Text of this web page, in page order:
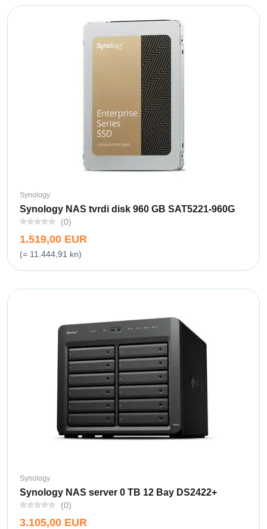
Synology
Synology NAS tvrdi disk 960 GB SAT5221-960G
(0)
1.519,00 EUR
(= 11.444,91 kn)
Synology
Synology NAS server 0 TB 12 Bay DS2422+
(0)
3.105,00 EUR